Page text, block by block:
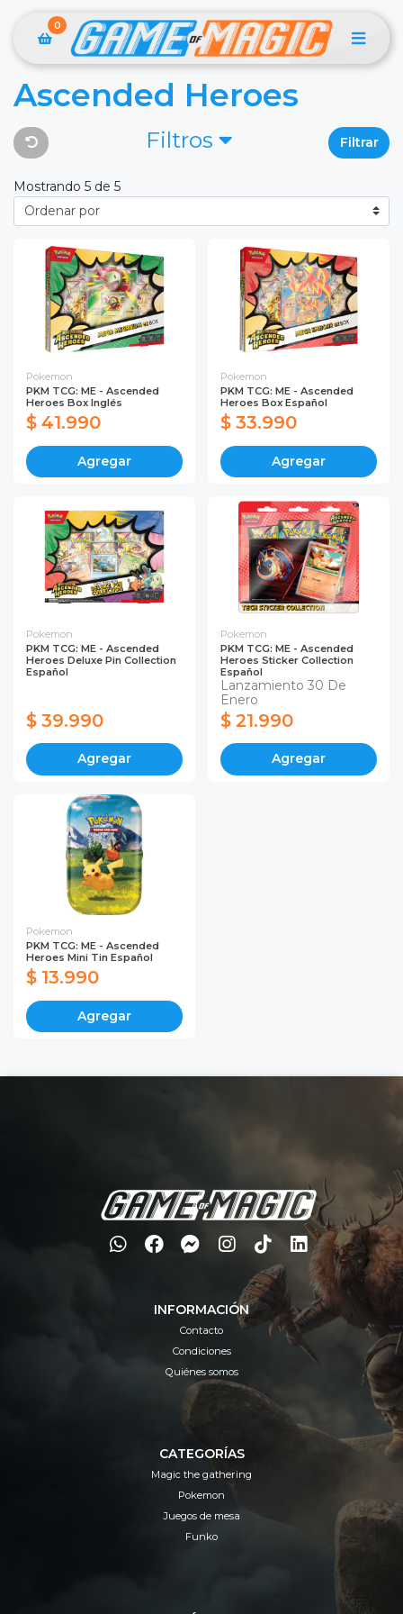
0
Ascended Heroes
Filtros Filtrar
Mostrando 5 de 5
Pokemon
PKM TCG: ME - Ascended
Heroes Box Inglés
$ 41.990
Agregar
Pokemon
PKM TCG: ME - Ascended
Heroes Box Español
$ 33.990
Agregar
Pokemon
PKM TCG: ME - Ascended
Heroes Deluxe Pin Collection
Español
$ 39.990
Agregar
Pokemon
PKM TCG: ME - Ascended
Heroes Sticker Collection
Español
Lanzamiento 30 De
Enero
$ 21.990
Agregar
Pokemon
PKM TCG: ME - Ascended
Heroes Mini Tin Español
$ 13.990
Agregar
INFORMACIÓN
Contacto
Condiciones
Quiénes somos
CATEGORÍAS
Magic the gathering
Pokemon
Juegos de mesa
Funko